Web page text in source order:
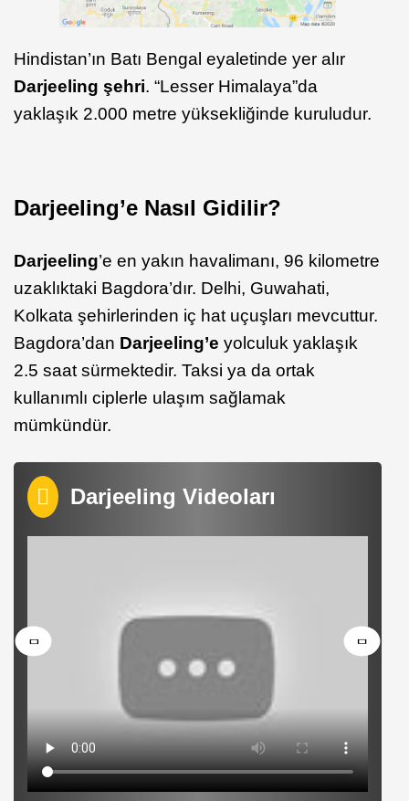
Hindistan’ın Batı Bengal eyaletinde yer alır
Darjeeling şehri. “Lesser Himalaya”da
yaklaşık 2.000 metre yüksekliğinde kuruludur.
Darjeeling’e Nasıl Gidilir?
Darjeeling’e en yakın havalimanı, 96 kilometre
uzaklıktaki Bagdora’dır. Delhi, Guwahati,
Kolkata şehirlerinden iç hat uçuşları mevcuttur.
Bagdora’dan Darjeeling’e yolculuk yaklaşık
2.5 saat sürmektedir. Taksi ya da ortak
kullanımlı ciplerle ulaşım sağlamak
mümkündür.
Darjeeling Videoları